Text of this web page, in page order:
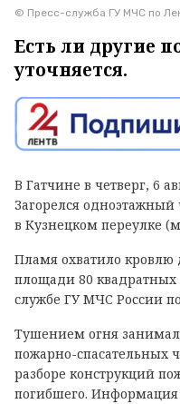
© Пресс-служба ГУ МЧС по
Есть ли другие
уточняется.
В Гатчине в четверг, 6
Загорелся
в Кузнецком переулке
Пламя охватило
площади 80 квадратных
службе ГУ МЧС России
Тушением огня
пожарно-спасательных
разборе конструкций
погибшего.